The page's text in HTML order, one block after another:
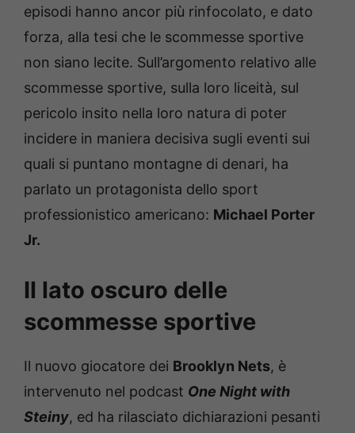
episodi hanno ancor più rinfocolato, e dato
forza, alla tesi che le scommesse sportive
non siano lecite. Sull’argomento relativo alle
scommesse sportive, sulla loro liceità, sul
pericolo insito nella loro natura di poter
incidere in maniera decisiva sugli eventi sui
quali si puntano montagne di denari, ha
parlato un protagonista dello sport
professionistico americano: Michael Porter
Jr.
Il lato oscuro delle
scommesse sportive
Il nuovo giocatore dei Brooklyn Nets, è
intervenuto nel podcast One Night with
Steiny, ed ha rilasciato dichiarazioni pesanti